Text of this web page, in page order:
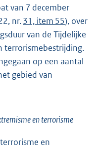
van 7 december
nr.31, item 55), over
van de Tijdelijke
terrorismebestrijding.
op een aantal
gebied van
en terrorisme
en